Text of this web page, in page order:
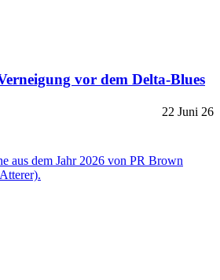
vor dem Delta-Blues
22 Juni 26